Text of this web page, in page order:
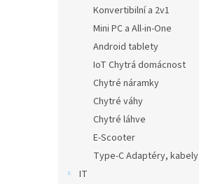
Konvertibilní a 2v1
Mini PC a All-in-One
Android tablety
IoT Chytrá domácnost
Chytré náramky
Chytré váhy
Chytré láhve
E-Scooter
Type-C Adaptéry, kabely
IT